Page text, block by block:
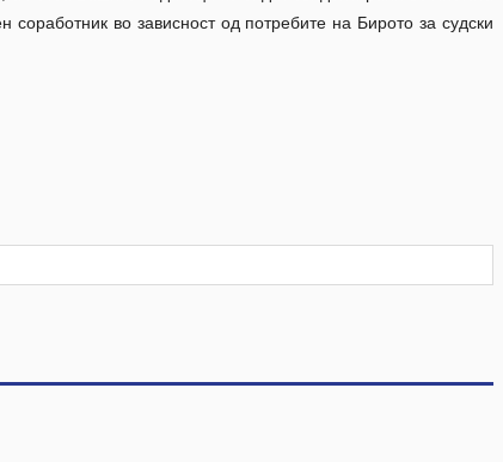
во зависност од потребите на Бирото за судски